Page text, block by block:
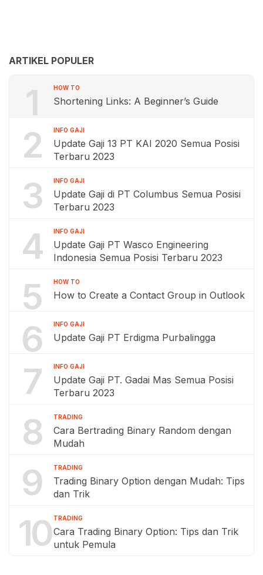
ARTIKEL POPULER
1 HOW TO
Shortening Links: A Beginner’s Guide
2 INFO GAJI
Update Gaji 13 PT KAI 2020 Semua Posisi
Terbaru 2023
3 INFO GAJI
Update Gaji di PT Columbus Semua Posisi
Terbaru 2023
4 INFO GAJI
Update Gaji PT Wasco Engineering
Indonesia Semua Posisi Terbaru 2023
5 HOW TO
How to Create a Contact Group in Outlook
6 INFO GAJI
Update Gaji PT Erdigma Purbalingga
7 INFO GAJI
Update Gaji PT. Gadai Mas Semua Posisi
Terbaru 2023
8 TRADING
Cara Bertrading Binary Random dengan
Mudah
9 TRADING
Trading Binary Option dengan Mudah: Tips
dan Trik
10 TRADING
Cara Trading Binary Option: Tips dan Trik
untuk Pemula